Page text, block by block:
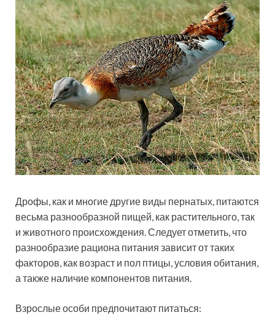
Дрофы, как и многие другие виды пернатых, питаются
весьма разнообразной пищей, как растительного, так
и животного происхождения. Следует отметить, что
разнообразие рациона питания зависит от таких
факторов, как возраст и пол птицы, условия обитания,
а также наличие компонентов питания.
Взрослые особи предпочитают питаться: